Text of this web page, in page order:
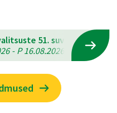
51. suvemängud
- P 16.08.2026